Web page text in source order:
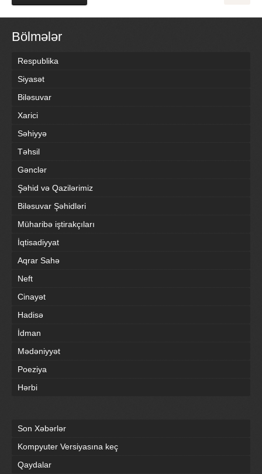
Bölmələr
Respublika
Siyasət
Biləsuvar
Xarici
Səhiyyə
Təhsil
Gənclər
Şəhid və Qazilərimiz
Biləsuvar Şəhidləri
Müharibə iştirakçıları
İqtisadiyyat
Aqrar Sahə
Neft
Cinayət
Hadisə
İdman
Mədəniyyət
Poeziya
Hərbi
Son Xəbərlər
Kompyuter Versiyasına keç
Qaydalar